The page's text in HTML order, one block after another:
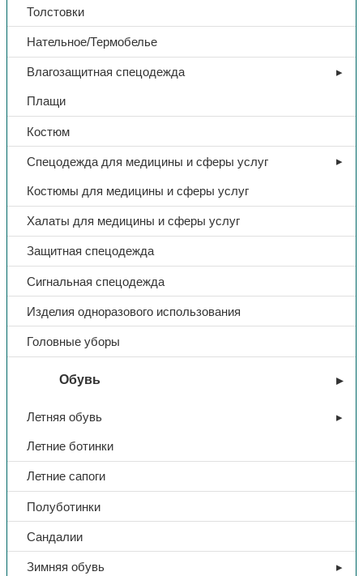
Толстовки
Нательное/Термобелье
Влагозащитная спецодежда
Плащи
Костюм
Спецодежда для медицины и сферы услуг
Костюмы для медицины и сферы услуг
Халаты для медицины и сферы услуг
Защитная спецодежда
Сигнальная спецодежда
Изделия одноразового использования
Головные уборы
Обувь
Летняя обувь
Летние ботинки
Летние сапоги
Полуботинки
Сандалии
Зимняя обувь